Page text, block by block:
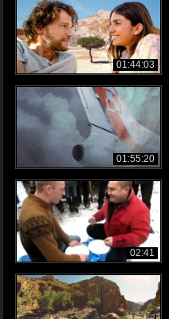
01:44:03
01:55:20
02:41